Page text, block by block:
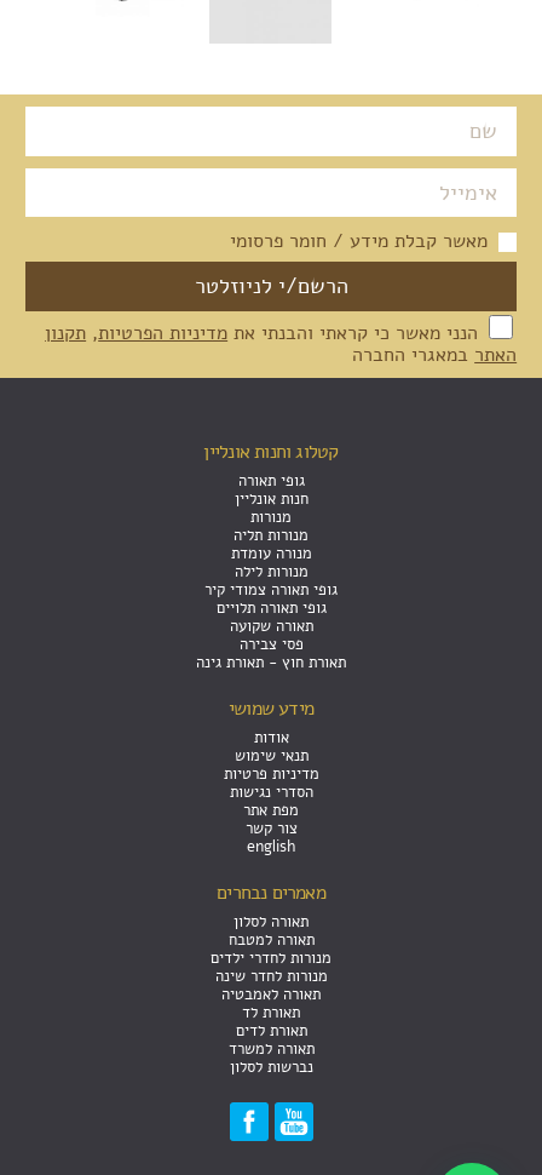
מאשר קבלת מידע / חומר פרסומי
הנני מאשר כי קראתי והבנתי את מדיניות הפרטיות, תקנון
האתר במאגרי החברה
קטלוג וחנות אונליין
גופי תאורה
חנות אונליין
מנורות
מנורות תליה
מנורה עומדת
מנורות לילה
גופי תאורה צמודי קיר
גופי תאורה תלויים
תאורה שקועה
פסי צבירה
תאורת חוץ - תאורת גינה
מידע שמושי
אודות
תנאי שימוש
מדיניות פרטיות
הסדרי נגישות
מפת אתר
צור קשר
english
מאמרים נבחרים
תאורה לסלון
תאורה למטבח
מנורות לחדרי ילדים
מנורות לחדר שינה
תאורה לאמבטיה
תאורת לד
תאורת לדים
תאורה למשרד
נברשות לסלון